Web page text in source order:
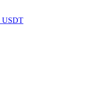
1788 USDT